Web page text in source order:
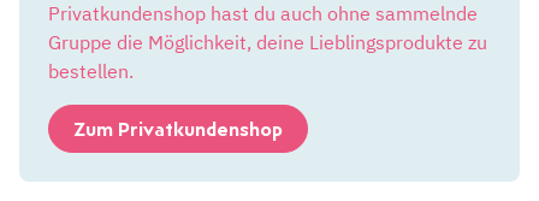
Privatkundenshop hast du auch ohne sammelnde
Gruppe die Möglichkeit, deine Lieblingsprodukte zu
bestellen.
Zum Privatkundenshop